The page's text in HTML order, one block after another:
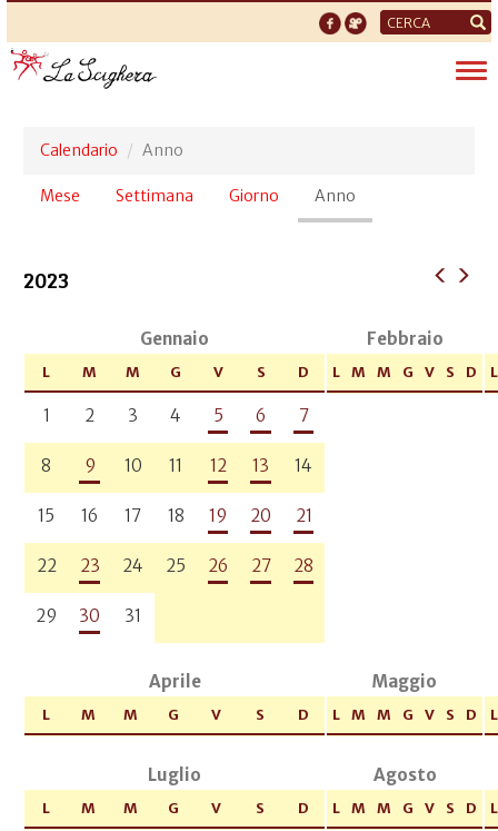
Form
di
ricerca
Calendario Anno
Schede
Mese Settimana Giorno Anno
attiva)
2023
Gennaio
L M M G V S D
1 2 3 4 5 6 7
8 9 10 11 12 13 14
15 16 17 18 19 20 21
22 23 24 25 26 27 28
29 30 31
Febbraio
L M M G V S D L
Aprile
L M M G V S D
Maggio
L M M G V S D L
Luglio
L M M G V S D
Agosto
L M M G V S D L